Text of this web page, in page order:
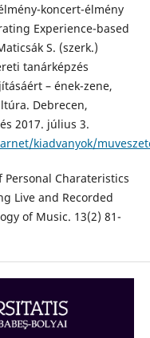
koncert-élmény
Experience-based
S. (szerk.)
tanárképzés
– ének-zene,
Debrecen,
2017. július 3.
kiadvanyok/
Personal Charateristics
Live and Recorded
of Music. 13(2) 81-